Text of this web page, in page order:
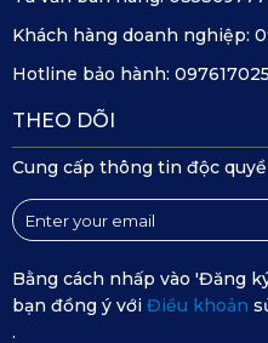
với chiếc Dodge Challenger
chú ý để lựa chọn một cách
KATA là thương hiệu nổi
thảm lót sàn ô tô với công
chuẩn quốc tế. Sản phẩm
từng dòng xe, trong đó có
Khách hàng doanh nghiệp:
Hotline bảo hành:
THEO DÕI
Cung cấp thông tin độc
Bằng cách nhấp vào 'Đăng
bạn đồng ý với Điều khoản
.